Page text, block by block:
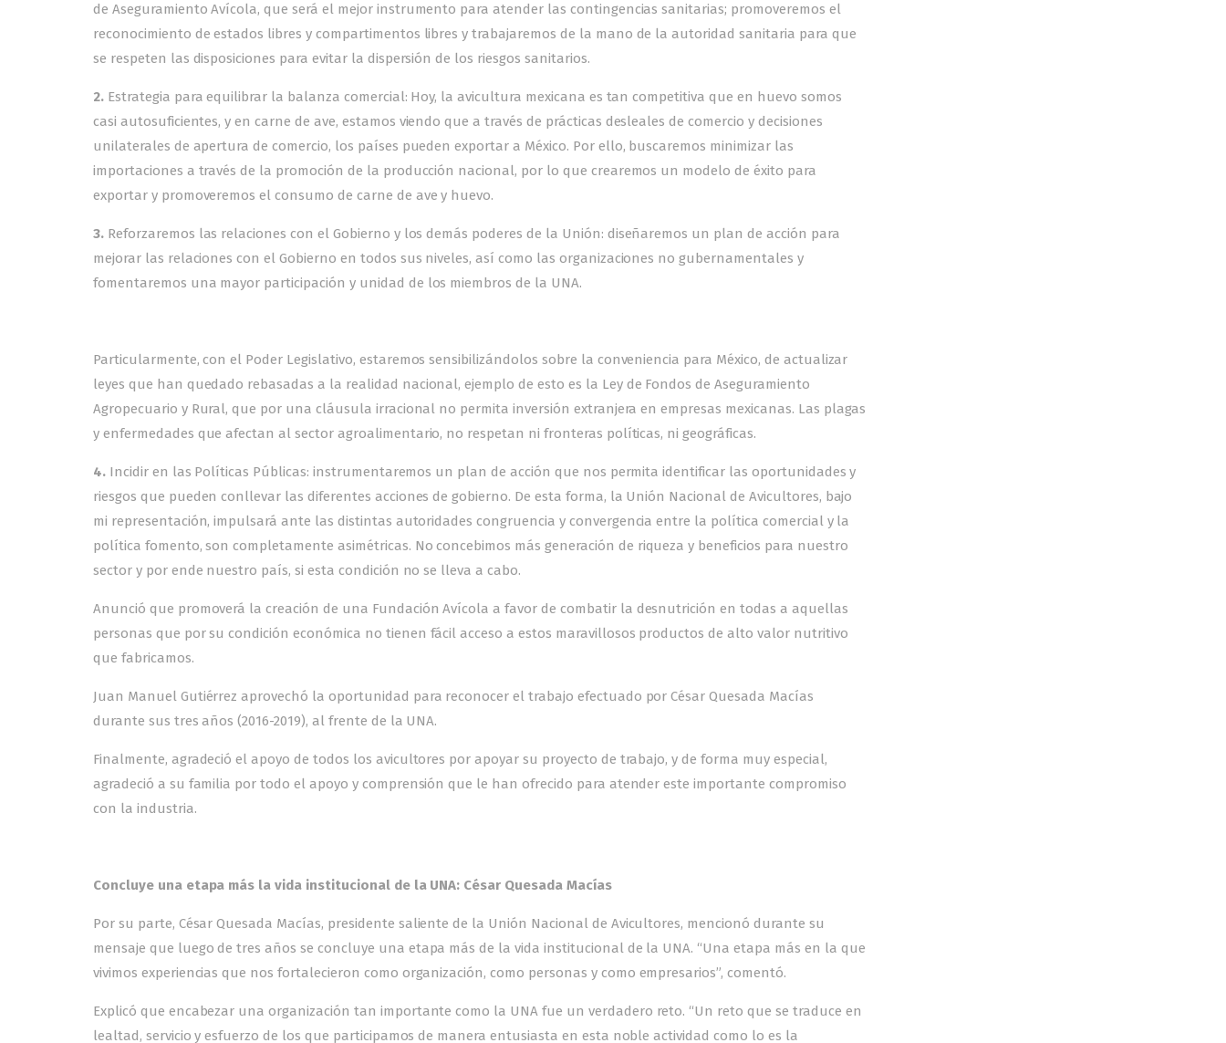
de Aseguramiento Avícola, que será el mejor instrumento para atender las contingencias sanitarias; promoveremos el
reconocimiento de estados libres y compartimentos libres y trabajaremos de la mano de la autoridad sanitaria para que
se respeten las disposiciones para evitar la dispersión de los riesgos sanitarios.
2.Estrategia para equilibrar la balanza comercial: Hoy, la avicultura mexicana es tan competitiva que en huevo somos
casi autosuficientes, y en carne de ave, estamos viendo que a través de prácticas desleales de comercio y decisiones
unilaterales de apertura de comercio, los países pueden exportar a México. Por ello, buscaremos minimizar las
importaciones a través de la promoción de la producción nacional, por lo que crearemos un modelo de éxito para
exportar y promoveremos el consumo de carne de ave y huevo.
3.Reforzaremos las relaciones con el Gobierno y los demás poderes de la Unión: diseñaremos un plan de acción para
mejorar las relaciones con el Gobierno en todos sus niveles, así como las organizaciones no gubernamentales y
fomentaremos una mayor participación y unidad de los miembros de la UNA.
Particularmente, con el Poder Legislativo, estaremos sensibilizándolos sobre la conveniencia para México, de actualizar
leyes que han quedado rebasadas a la realidad nacional, ejemplo de esto es la Ley de Fondos de Aseguramiento
Agropecuario y Rural, que por una cláusula irracional no permita inversión extranjera en empresas mexicanas. Las plagas
y enfermedades que afectan al sector agroalimentario, no respetan ni fronteras políticas, ni geográficas.
4.Incidir en las Políticas Públicas: instrumentaremos un plan de acción que nos permita identificar las oportunidades y
riesgos que pueden conllevar las diferentes acciones de gobierno. De esta forma, la Unión Nacional de Avicultores, bajo
mi representación, impulsará ante las distintas autoridades congruencia y convergencia entre la política comercial y la
política fomento, son completamente asimétricas. No concebimos más generación de riqueza y beneficios para nuestro
sector y por ende nuestro país, si esta condición no se lleva a cabo.
Anunció que promoverá la creación de una Fundación Avícola a favor de combatir la desnutrición en todas a aquellas
personas que por su condición económica no tienen fácil acceso a estos maravillosos productos de alto valor nutritivo
que fabricamos.
Juan Manuel Gutiérrez aprovechó la oportunidad para reconocer el trabajo efectuado por César Quesada Macías
durante sus tres años (2016-2019), al frente de la UNA.
Finalmente, agradeció el apoyo de todos los avicultores por apoyar su proyecto de trabajo, y de forma muy especial,
agradeció a su familia por todo el apoyo y comprensión que le han ofrecido para atender este importante compromiso
con la industria.
Concluye una etapa más la vida institucional de la UNA: César Quesada Macías
Por su parte, César Quesada Macías, presidente saliente de la Unión Nacional de Avicultores, mencionó durante su
mensaje que luego de tres años se concluye una etapa más de la vida institucional de la UNA. “Una etapa más en la que
vivimos experiencias que nos fortalecieron como organización, como personas y como empresarios”, comentó.
Explicó que encabezar una organización tan importante como la UNA fue un verdadero reto. “Un reto que se traduce en
lealtad, servicio y esfuerzo de los que participamos de manera entusiasta en esta noble actividad como lo es la